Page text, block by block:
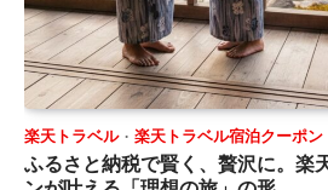
楽天トラベル 楽天トラベル宿泊クーポン
ふるさと納税で賢く、贅沢に。楽